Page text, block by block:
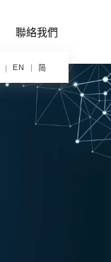
聯絡我們
EN 简